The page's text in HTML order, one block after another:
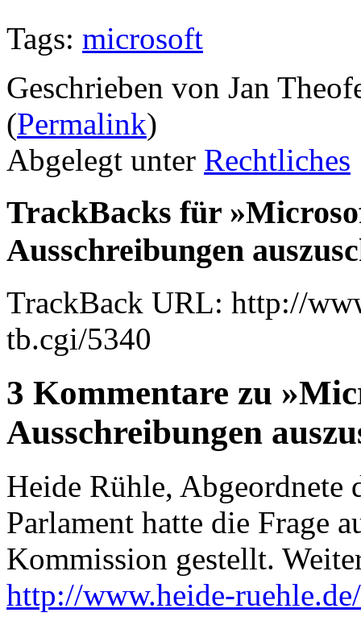
Tags: microsoft
Geschrieben von Jan
(Permalink)
Abgelegt unter Rechtliches
TrackBacks für
Ausschreibungen
TrackBack URL: http://
tb.cgi/5340
3 Kommentare zu
Ausschreibungen
Heide Rühle,
Parlament hatte die Frage
Kommission gestellt.
http://www.heide-